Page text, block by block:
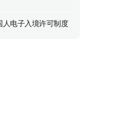
电子入境许可制度